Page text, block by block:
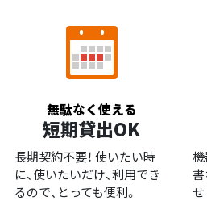
無駄なく使える
短期貸出OK
長期契約不要！ 使いたい時
に、使いたいだけ、利用でき
るので、とっても便利。
書
せ